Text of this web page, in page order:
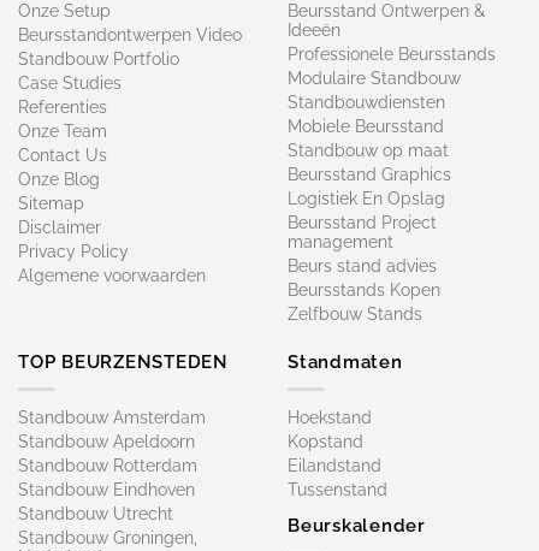
Onze Setup
Beursstandontwerpen Video
Standbouw Portfolio
Case Studies
Referenties
Onze Team
Contact Us
Onze Blog
Sitemap
Disclaimer
Privacy Policy
Algemene voorwaarden
Beursstand Ontwerpen &
Ideeën
Professionele Beursstands
Modulaire Standbouw
Standbouwdiensten
Mobiele Beursstand
Standbouw op maat​
Beursstand Graphics
Logistiek En Opslag
Beursstand Project
management
Beurs stand advies
Beursstands Kopen
Zelfbouw Stands
TOP BEURZENSTEDEN
Standbouw Amsterdam
Standbouw Apeldoorn
Standbouw Rotterdam
Standbouw Eindhoven
Standbouw Utrecht
Standbouw Groningen,
Standmaten
Hoekstand
Kopstand
Eilandstand
Tussenstand
Beurskalender